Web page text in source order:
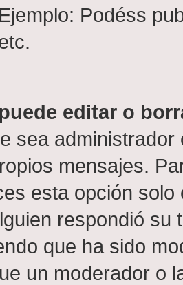
Podéss
editar o
sea
mensajes.
esta opción
respondió su
que ha sido
un moderador o